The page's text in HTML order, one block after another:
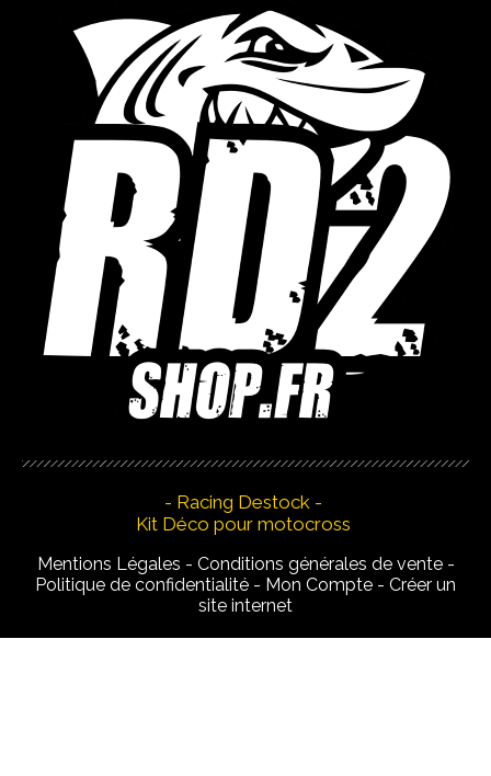
- Racing Destock -
Kit Déco pour motocross
Mentions Légales
Conditions générales de vente
Politique de confidentialité
Mon Compte
Créer un
site internet